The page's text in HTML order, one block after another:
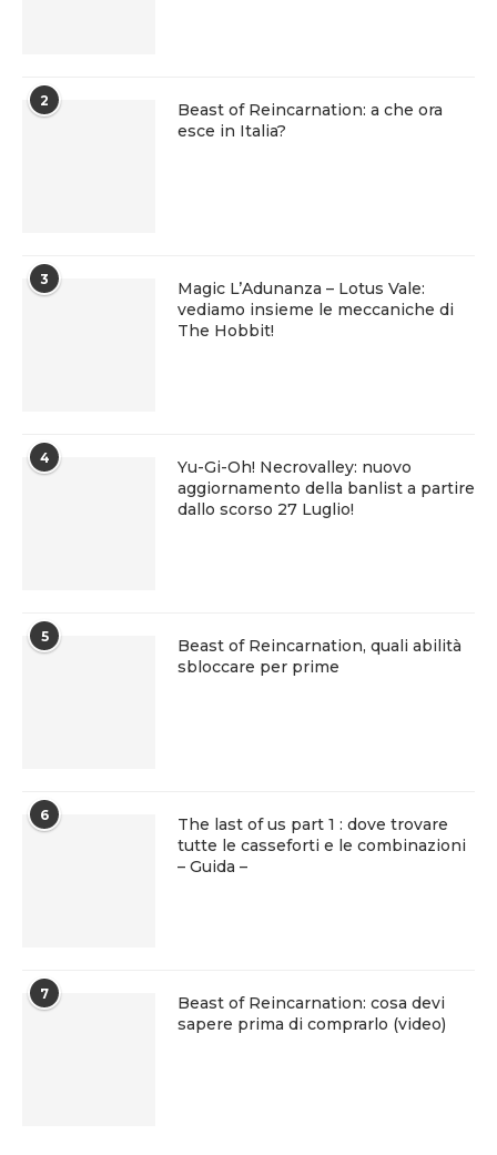
2
Beast of Reincarnation: a che ora
esce in Italia?
3
Magic L’Adunanza – Lotus Vale:
vediamo insieme le meccaniche di
The Hobbit!
4
Yu-Gi-Oh! Necrovalley: nuovo
aggiornamento della banlist a partire
dallo scorso 27 Luglio!
5
Beast of Reincarnation, quali abilità
sbloccare per prime
6
The last of us part 1 : dove trovare
tutte le casseforti e le combinazioni
– Guida –
7
Beast of Reincarnation: cosa devi
sapere prima di comprarlo (video)